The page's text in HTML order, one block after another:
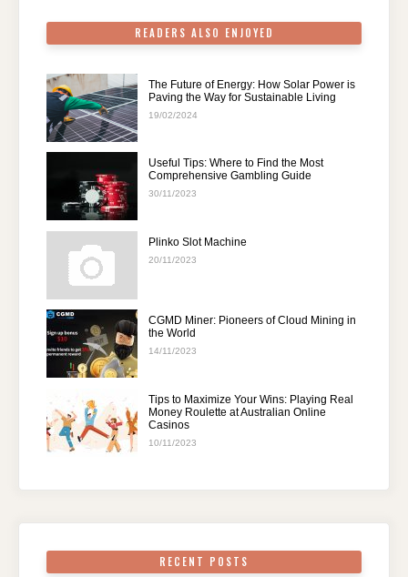
READERS ALSO ENJOYED
The Future of Energy: How Solar Power is
Paving the Way for Sustainable Living
19/02/2024
Useful Tips: Where to Find the Most
Comprehensive Gambling Guide
30/11/2023
Plinko Slot Machine
20/11/2023
CGMD Miner: Pioneers of Cloud Mining in
the World
14/11/2023
Tips to Maximize Your Wins: Playing Real
Money Roulette at Australian Online
Casinos
10/11/2023
RECENT POSTS